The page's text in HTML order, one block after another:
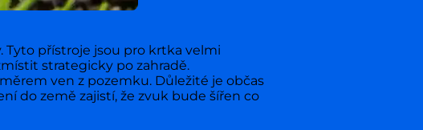
Tyto přístroje jsou pro krtka velmi
strategicky po zahradě.
ven z pozemku. Důležité je občas
do země zajistí, že zvuk bude šířen co